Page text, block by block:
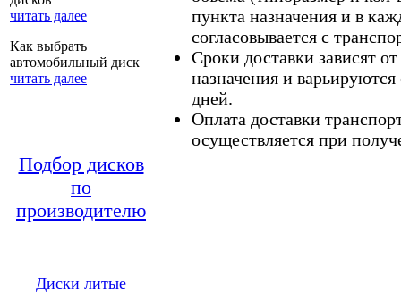
читать далее
Как выбрать
автомобильный диск
читать далее
Подбор дисков
по
производителю
Диски литые
пункта назначения и в
согласовывается с
Сроки доставки зависят
назначения и
дней.
Оплата доставки
осуществляется при